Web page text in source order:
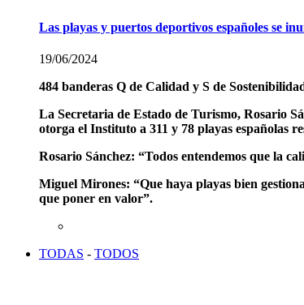
Las playas y puertos deportivos españoles se
19/06/2024
484 banderas Q de Calidad y S de
La Secretaria de Estado de Turismo, Rosario
otorga el Instituto a 311 y 78 playas españolas
Rosario Sánchez: “Todos entendemos que la
Miguel Mirones: “Que haya playas bien
que poner en valor”.
TODAS - TODOS